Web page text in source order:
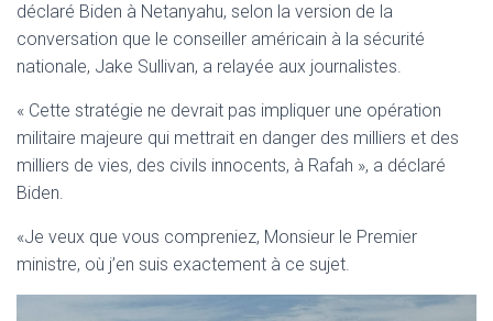
déclaré Biden à Netanyahu, selon la version de la
conversation que le conseiller américain à la sécurité
nationale, Jake Sullivan, a relayée aux journalistes.
« Cette stratégie ne devrait pas impliquer une opération
militaire majeure qui mettrait en danger des milliers et des
milliers de vies, des civils innocents, à Rafah », a déclaré
Biden.
«Je veux que vous compreniez, Monsieur le Premier
ministre, où j’en suis exactement à ce sujet.